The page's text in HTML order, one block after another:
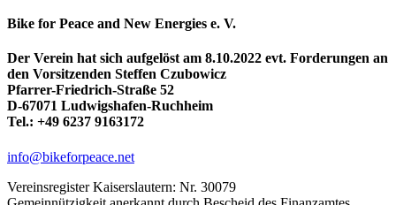
Bike for Peace and New Energies e. V.
Der Verein hat sich aufgelöst am 8.10.2022 evt. Forderungen an
den Vorsitzenden Steffen Czubowicz
Pfarrer-Friedrich-Straße 52
D-67071 Ludwigshafen-Ruchheim
Tel.: +49 6237 9163172
info@bikeforpeace.net
Vereinsregister Kaiserslautern: Nr. 30079